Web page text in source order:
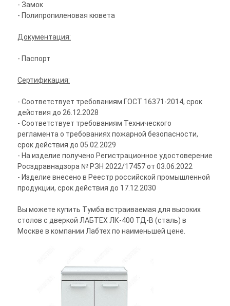
- Замок
- Полипропиленовая кювета
Документация:
- Паспорт
Сертификация:
- Соответствует требованиям ГОСТ 16371-2014, срок
действия до 26.12.2028
- Соответствует требованиям Технического
регламента о требованиях пожарной безопасности,
срок действия до 05.02.2029
- На изделие получено Регистрационное удостоверение
Росздравнадзора № РЗН 2022/17457 от 03.06.2022
- Изделие внесено в Реестр российской промышленной
продукции, срок действия до 17.12.2030
Вы можете купить Тумба встраиваемая для высоких
столов с дверкой ЛАБТЕХ ЛК-400 ТД-В (сталь) в
Москве в компании Лабтех по наименьшей цене.